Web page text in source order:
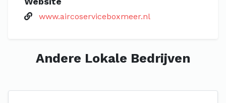
www.aircoserviceboxmeer.nl
Andere Lokale Bedrijven